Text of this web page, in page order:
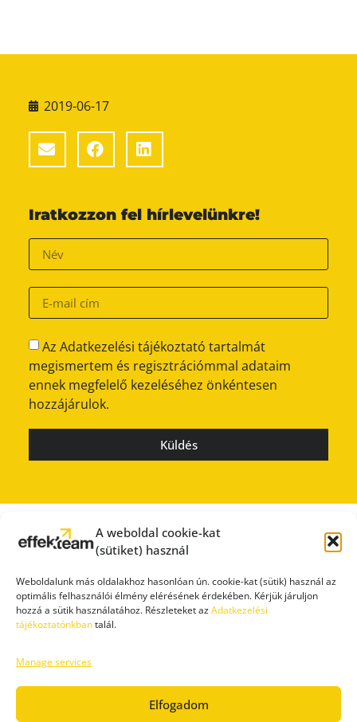
A weboldal cookie-kat
(sütiket) használ
Weboldalunk más oldalakhoz hasonlóan ún. cookie-kat (sütik) használ az
optimális felhasználói élmény elérésének érdekében. Kérjük járuljon
hozzá a sütik használatához. Részleteket azAdatkezelési
tájékoztatónkbantalál.
Manage services
Elfogadom
2019-06-17
Iratkozzon fel hírlevelünkre!
Az Adatkezelési tájékoztató tartalmát
megismertem és regisztrációmmal adataim
ennek megfelelő kezeléséhez önkéntesen
hozzájárulok.
Küldés